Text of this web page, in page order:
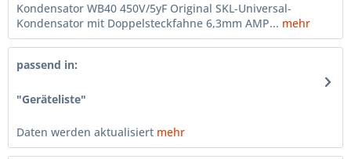
Kondensator WB40 450V/5yF Original SKL-Universal-
Kondensator mit Doppelsteckfahne 6,3mm AMP... mehr
passend in:
"Geräteliste"
Daten werden aktualisiert mehr